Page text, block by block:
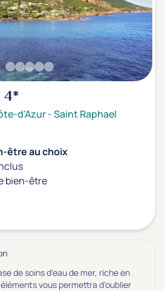
4*
d'Azur-Saint Raphael
être au choix
bien-être
de soins d'eau de mer, riche en
vous permettra d'oublier